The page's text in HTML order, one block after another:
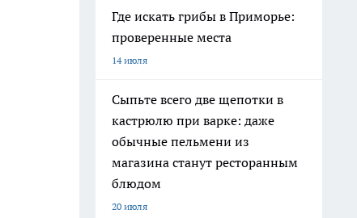
Где искать грибы в Приморье:
проверенные места
14 июля
Сыпьте всего две щепотки в
кастрюлю при варке: даже
обычные пельмени из
магазина станут ресторанным
блюдом
20 июля